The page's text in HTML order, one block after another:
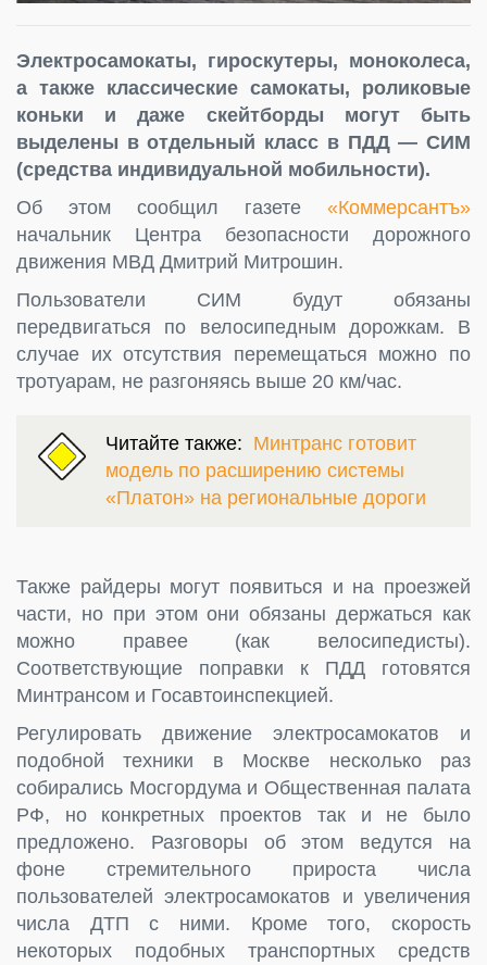
Электросамокаты, гироскутеры, моноколеса,
а также классические самокаты, роликовые
коньки и даже скейтборды могут быть
выделены в отдельный класс в ПДД — СИМ
(средства индивидуальной мобильности).
Об этом сообщил газете «Коммерсантъ»
начальник Центра безопасности дорожного
движения МВД Дмитрий Митрошин.
Пользователи СИМ будут обязаны
передвигаться по велосипедным дорожкам. В
случае их отсутствия перемещаться можно по
тротуарам, не разгоняясь выше 20 км/час.
Читайте также: Минтранс готовит
модель по расширению системы
«Платон» на региональные дороги
Также райдеры могут появиться и на проезжей
части, но при этом они обязаны держаться как
можно правее (как велосипедисты).
Соответствующие поправки к ПДД готовятся
Минтрансом и Госавтоинспекцией.
Регулировать движение электросамокатов и
подобной техники в Москве несколько раз
собирались Мосгордума и Общественная палата
РФ, но конкретных проектов так и не было
предложено. Разговоры об этом ведутся на
фоне стремительного прироста числа
пользователей электросамокатов и увеличения
числа ДТП с ними. Кроме того, скорость
некоторых подобных транспортных средств